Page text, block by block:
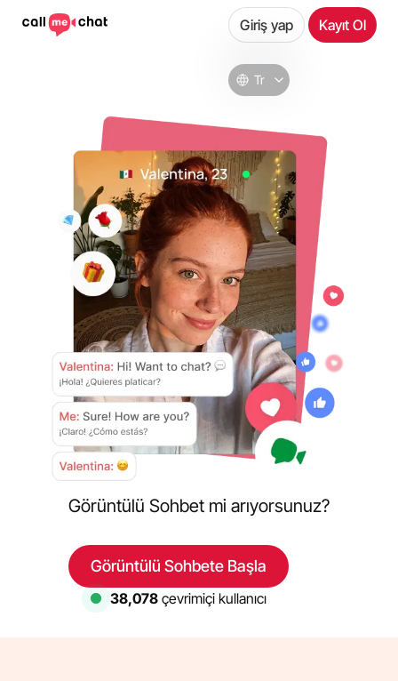
Tr
Giriş yap Kayıt Ol
Görüntülü Sohbet mi arıyorsunuz?
Görüntülü Sohbete Başla
38,078 çevrimiçi kullanıcı